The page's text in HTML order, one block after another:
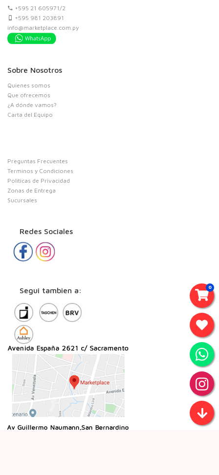
+595 21 605971/2
+595 981 203891
info@marketplace.com.py
Sobre Nosotros
Quienes somos
Que ofrecemos
¿A dónde vamos?
Carta del Equipo
Preguntas Frecuentes
Terminos y Condiciones
Politicas de Privacidad
Zonas de Entrega
Sucursales
Redes Sociales
Segui tambien a: 0